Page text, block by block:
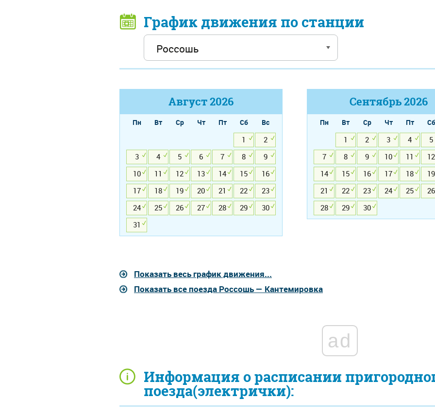
Информация о расписании
поезда(электрички):
График движения по станции
Август2026
Пн Вт Ср Чт Пт Сб
Вс
1
2
3
4 5 6 7 8
9
10
11 12 13 14 15
16
17
18 19 20 21 22
23
24
25 26 27 28 29
30
31
Сентябрь2026
Пн Вт Ср Чт Пт Сб
1
2 3 4 5
7
8 9 10 11 12
14
15 16 17 18 19
21
22 23 24 25 26
28
29 30
Показать весь график движения...
Показать все поезда Россошь — Кантемировка
ad